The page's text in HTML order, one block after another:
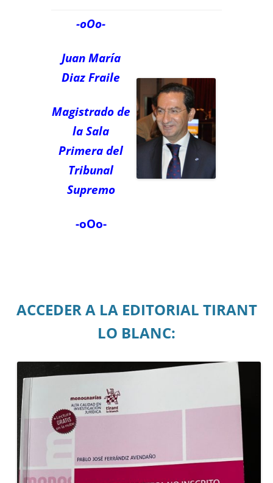
-oOo-
Juan María
Diaz Fraile
Magistrado de
la Sala
Primera del
Tribunal
Supremo
-oOo-
ACCEDER A LA EDITORIAL TIRANT
LO BLANC: